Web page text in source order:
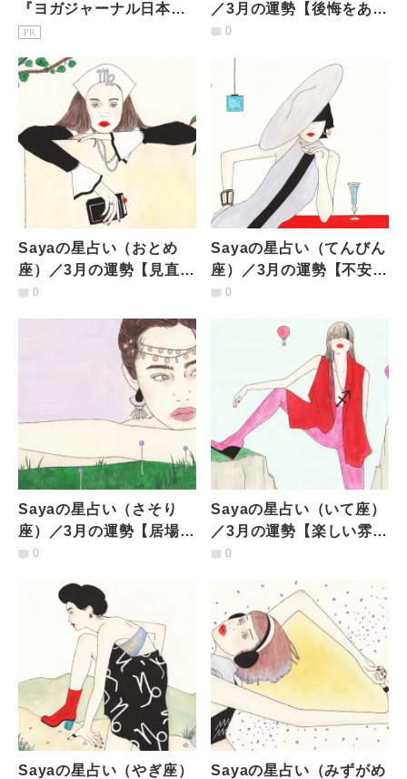
『ヨガジャーナル日本
版』予約購読のご案内
PR
／3月の運勢【後悔をあと
に変化を選択。コントロ
0
Sayaの星占い（おとめ
座）／3月の運勢【見直す
べきは、ライフスタイル
0
Sayaの星占い（てんびん
座）／3月の運勢【不安感
で生活を改善。新しい輪
0
Sayaの星占い（さそり
座）／3月の運勢【居場所
の変容と真剣な恋愛。春
0
Sayaの星占い（いて座）
／3月の運勢【楽しい雰囲
気もあるなか、居場所の
0
Sayaの星占い（やぎ座）
Sayaの星占い（みずがめ